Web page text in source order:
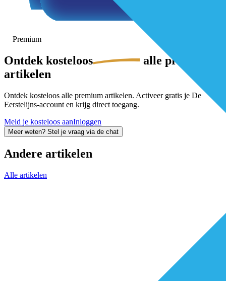
Premium
Ontdek kosteloos
alle premium-
artikelen
Ontdek kosteloos alle premium artikelen. Activeer gratis je De
Eerstelijns-account en krijg direct toegang.
Meld je kosteloos aanInloggen
Meer weten? Stel je vraag via de chat
Andere artikelen
Alle artikelen